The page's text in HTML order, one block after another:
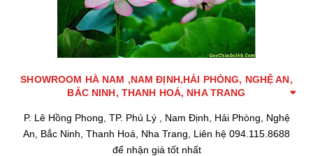
SHOWROOM HÀ NAM ,NAM ĐỊNH,HẢI PHÒNG, NGHỆ AN,
BẮC NINH, THANH HOÁ, NHA TRANG
P. Lê Hồng Phong, TP. Phủ Lý , Nam Định, Hải Phòng, Nghệ
An, Bắc Ninh, Thanh Hoá, Nha Trang, Liên hệ 094.115.8688
để nhận giá tốt nhất